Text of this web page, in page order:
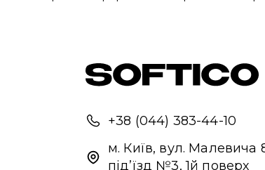
+38 (044) 383-44-10
м. Київ, вул. Малевича
під’їзд №3, 1й поверх